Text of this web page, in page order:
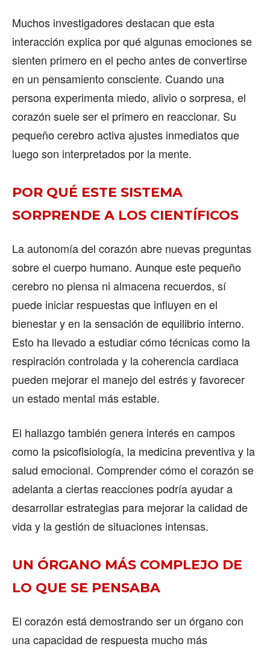
Muchos investigadores destacan que esta
interacción explica por qué algunas emociones se
sienten primero en el pecho antes de convertirse
en un pensamiento consciente. Cuando una
persona experimenta miedo, alivio o sorpresa, el
corazón suele ser el primero en reaccionar. Su
pequeño cerebro activa ajustes inmediatos que
luego son interpretados por la mente.
POR QUÉ ESTE SISTEMA
SORPRENDE A LOS CIENTÍFICOS
La autonomía del corazón abre nuevas preguntas
sobre el cuerpo humano. Aunque este pequeño
cerebro no piensa ni almacena recuerdos, sí
puede iniciar respuestas que influyen en el
bienestar y en la sensación de equilibrio interno.
Esto ha llevado a estudiar cómo técnicas como la
respiración controlada y la coherencia cardiaca
pueden mejorar el manejo del estrés y favorecer
un estado mental más estable.
El hallazgo también genera interés en campos
como la psicofisiología, la medicina preventiva y la
salud emocional. Comprender cómo el corazón se
adelanta a ciertas reacciones podría ayudar a
desarrollar estrategias para mejorar la calidad de
vida y la gestión de situaciones intensas.
UN ÓRGANO MÁS COMPLEJO DE
LO QUE SE PENSABA
El corazón está demostrando ser un órgano con
una capacidad de respuesta mucho más